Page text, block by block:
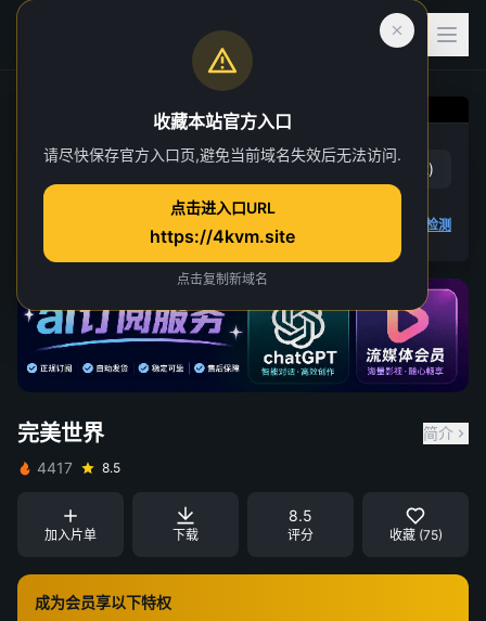
完美世界
第 258 集
赞 ( 18) 踩 2)
播放检测
完美世界
简介
4417
8.5
加入片单 下载
8.5
评分 收藏 (75)
成为会员享以下特权
收藏本站官方入口
请尽快保存官方入口页,避免当前域名失效后无法访问.
点击进入口URL
https://4kvm.site
点击复制新域名